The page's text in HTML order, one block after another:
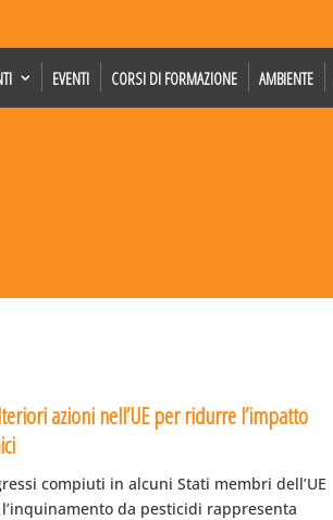
EVENTI CORSI DI FORMAZIONE AMBIENTE
azioni nell’UE per ridurre l’impatto
compiuti in alcuni Stati membri dell’UE
da pesticidi rappresenta